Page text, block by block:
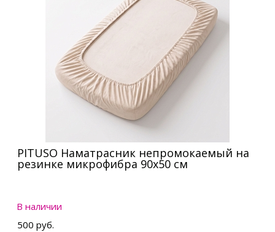
PITUSO Наматрасник непромокаемый на
резинке микрофибра 90х50 см
В наличии
500 руб.